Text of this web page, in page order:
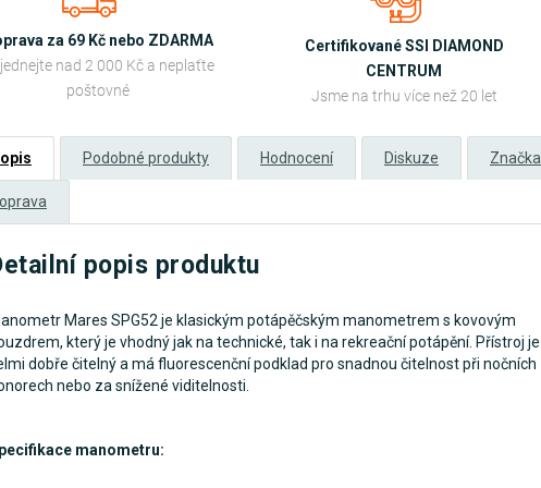
za 69 Kč nebo ZDARMA
nad 2 000 Kč a neplaťte
poštovné
Certifikované SSI DIAMOND
CENTRUM
Jsme na trhu více než 20 let
Podobné produkty Hodnocení Diskuze Značka
popis produktu
Mares SPG52 je klasickým potápěčským manometrem s kovovým
který je vhodný jak na technické, tak i na rekreační potápění. Přístroj je
dobře čitelný a má fluorescenční podklad pro snadnou čitelnost při nočních
nebo za snížené viditelnosti.
manometru: